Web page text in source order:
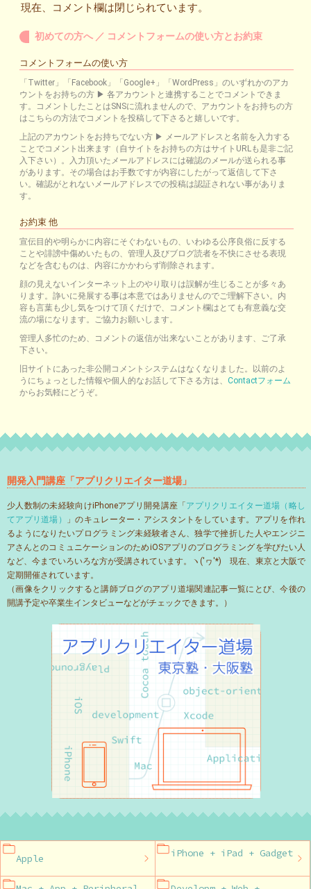
現在、コメント欄は閉じられています。
初めての方へ ／ コメントフォームの使い方とお約束
コメントフォームの使い方
「Twitter」「Facebook」「Google+」「WordPress」のいずれかのアカ
ウントをお持ちの方 ▶ 各アカウントと連携することでコメントできま
す。コメントしたことはSNSに流れませんので、アカウントをお持ちの方
はこちらの方法でコメントを投稿して下さると嬉しいです。
上記のアカウントをお持ちでない方 ▶ メールアドレスと名前を入力する
ことでコメント出来ます（自サイトをお持ちの方はサイトURLも是非ご記
入下さい）。入力頂いたメールアドレスには確認のメールが送られる事
があります。その場合はお手数ですが内容にしたがって返信して下さ
い。確認がとれないメールアドレスでの投稿は認証されない事がありま
す。
お約束 他
宣伝目的や明らかに内容にそぐわないもの、いわゆる公序良俗に反する
ことや誹謗中傷めいたもの、管理人及びブログ読者を不快にさせる表現
などを含むものは、内容にかかわらず削除されます。
顔の見えないインターネット上のやり取りは誤解が生じることが多々あ
ります。諍いに発展する事は本意ではありませんのでご理解下さい。内
容も言葉も少し気をつけて頂くだけで、コメント欄はとても有意義な交
流の場になります。ご協力お願いします。
管理人多忙のため、コメントの返信が出来ないことがあります、ご了承
下さい。
旧サイトにあった非公開コメントシステムはなくなりました。以前のよ
うにちょっとした情報や個人的なお話して下さる方は、 Contactフォーム
からお気軽にどうぞ。
開発入門講座「アプリクリエイター道場」
少人数制の未経験向けiPhoneアプリ開発講座「 アプリクリエイター道場（略し
てアプリ道場）
」のキュレーター・アシスタントをしています。アプリを作れ
るようになりたいプログラミング未経験者さん、独学で挫折した人やエンジニ
アさんとのコミュニケーションのためiOSアプリのプログラミングを学びたい人
など、今までいろいろな方が受講されています。ヽ('ヮ'*)ゝ現在、東京と大阪で
定期開催されています。
（画像をクリックすると講師ブログのアプリ道場関連記事一覧にとび、今後の
開講予定や卒業生インタビューなどがチェックできます。）
Apple iPhone + iPad + Gadget